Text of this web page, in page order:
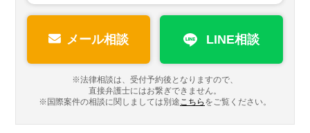
メール相談 LINE相談
※法律相談は、受付予約後となりますので、
直接弁護士にはお繋ぎできません。
※国際案件の相談に関しましては別途こちら をご覧ください。